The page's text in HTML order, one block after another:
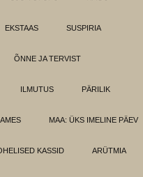
EKSTAAS SUSPIRIA
ÕNNE JA TERVIST
ILMUTUS PÄRILIK
MAA: ÜKS IMELINE PÄEV
KASSID ARÜTMIA